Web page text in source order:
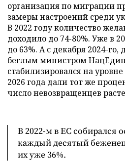
организация по миграции
замеры настроений среди
В 2022 году количество
доходило до 74-80%. Уже в
до 63%. А с декабря 2024-го,
беглым министром
стабилизировался на
2026 года дали тот же
число невозвращенцев
В 2022-м в ЕС собирался
каждый десятый
их уже 36%.